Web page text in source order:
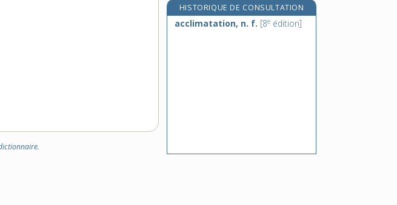
HISTORIQUE DE CONSULTATION
acclimatation, n. f. [8e édition]